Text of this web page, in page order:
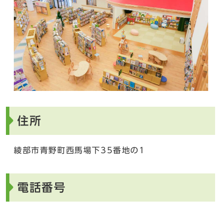
住所
綾部市青野町西馬場下35番地の1
電話番号